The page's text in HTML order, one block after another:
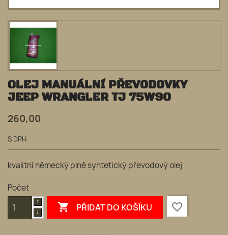
OLEJ MANUÁLNÍ PŘEVODOVKY
JEEP WRANGLER TJ 75W90
260,00
S DPH
kvalitní německý plně syntetický převodový olej
Počet
 PŘIDAT DO KOŠÍKU favorite_border